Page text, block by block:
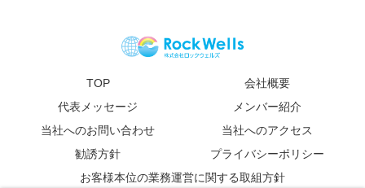
TOP
会社概要
代表メッセージ
メンバー紹介
当社へのお問い合わせ
当社へのアクセス
勧誘方針
プライバシーポリシー
お客様本位の業務運営に関する取組方針